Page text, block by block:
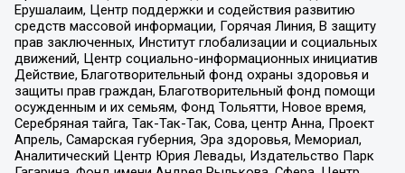
Ерушалаим, Центр поддержки и содействия развитию
средств массовой информации, Горячая Линия, В защиту
прав заключенных, Институт глобализации и социальных
движений, Центр социально-информационных инициатив
Действие, Благотворительный фонд охраны здоровья и
защиты прав граждан, Благотворительный фонд помощи
осужденным и их семьям, Фонд Тольятти, Новое время,
Серебряная тайга, Так-Так-Так, Сова, центр Анна, Проект
Апрель, Самарская губерния, Эра здоровья, Мемориал,
Аналитический Центр Юрия Левады, Издательство Парк